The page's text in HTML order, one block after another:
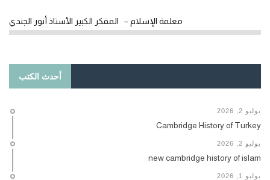
معلمة الإسلام – المفكر الكبير الأستاذ أنور الجندي
أحدث الكتب
يوليو 2, 2026
Cambridge History of Turkey
يوليو 2, 2026
new cambridge history of islam
يوليو 1, 2026